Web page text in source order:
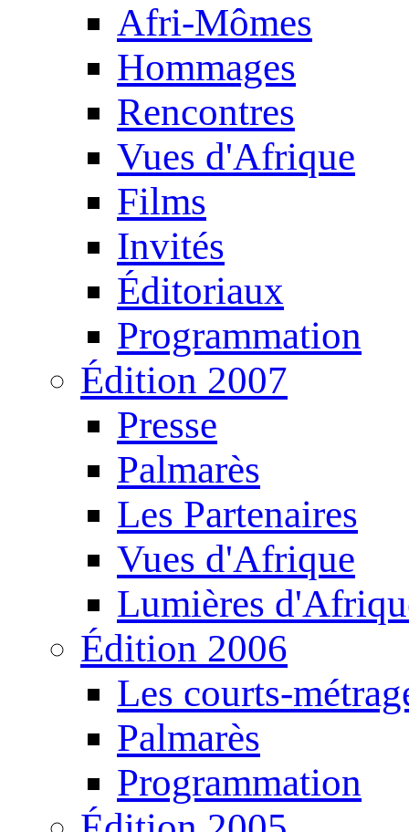
Afri-Mômes
Hommages
Rencontres
Vues d'Afrique
Films
Invités
Éditoriaux
Programmation
Édition 2007
Presse
Palmarès
Les Partenaires
Vues d'Afrique
Lumières
Édition 2006
Les courts-
Palmarès
Programmation